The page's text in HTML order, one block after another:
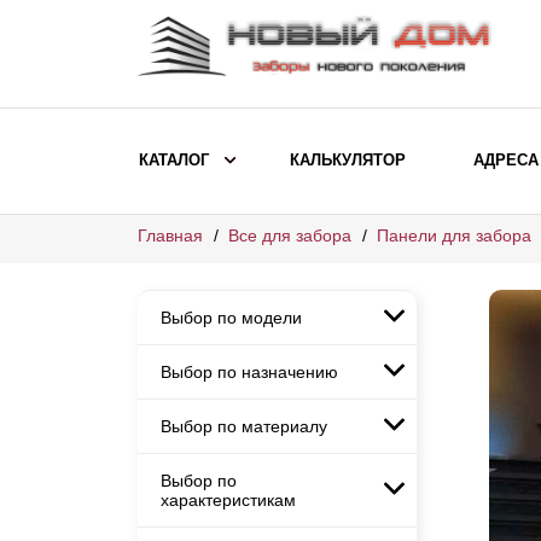
КАТАЛОГ
ВЫБОР ПО МОДЕЛИ
Заборы Хай-тек
Заборы Жалюзи
Заборы и ограждения для детских
КАЛЬКУЛЯТОР
Главная Все для забора Панели для забора
Выбор по модели
Заборы Ранчо
Заборы Классика
Заборы Жалюзи
Выбор по назначению
Заборы и ограждения для
Заборы для дачи
Выбор по материалу
Заборы с кирпичными столбами
Выбор по
характеристикам